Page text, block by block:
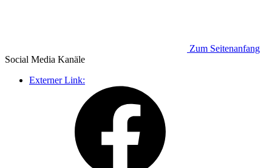
Zum Seitenanfang
Social Media Kanäle
Externer Link: